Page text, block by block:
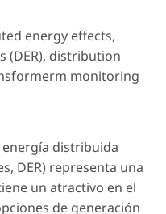
energy effects,
(DER), distribution
monitoring
energía distribuida
DER) representa una
un atractivo en el
de generación